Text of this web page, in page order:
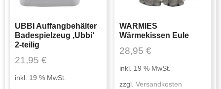
UBBI Auffangbehälter
Badespielzeug ‚Ubbi‘
2-teilig
21,95 €
inkl. 19 % MwSt.
WARMIES
Wärmekissen Eule
28,95€
inkl. 19 % MwSt.
zzgl.Versandkosten